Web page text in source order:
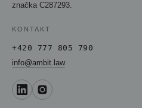
značka C287293.
KONTAKT
+420 777 805 790
info@ambit.law